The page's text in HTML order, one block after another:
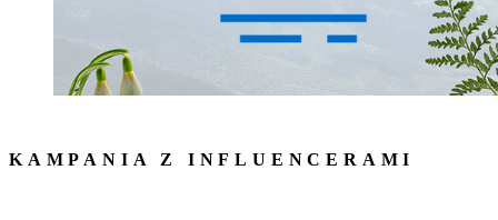
KAMPANIA Z INFLUENCERAMI